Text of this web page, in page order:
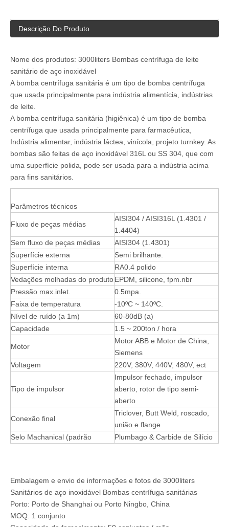
Descrição Do Produto
Nome dos produtos: 3000liters Bombas centrífuga de leite
sanitário de aço inoxidável
A bomba centrífuga sanitária é um tipo de bomba centrífuga
que usada principalmente para indústria alimentícia, indústrias
de leite.
A bomba centrífuga sanitária (higiênica) é um tipo de bomba
centrífuga que usada principalmente para farmacêutica,
Indústria alimentar, indústria láctea, vinícola, projeto turnkey. As
bombas são feitas de aço inoxidável 316L ou SS 304, que com
uma superfície polida, pode ser usada para a indústria acima
para fins sanitários.
Parâmetros técnicos
Fluxo de peças médias
AISI304 / AISI316L (1.4301 /
1.4404)
Sem fluxo de peças médias
AISI304 (1.4301)
Superfície externa
Semi brilhante.
Superfície interna
RA0.4 polido
Vedações molhadas do produtoEPDM, silicone, fpm.nbr
Pressão max.inlet.
0.5mpa.
Faixa de temperatura
-10ºC ~ 140ºC.
Nível de ruído (a 1m)
60-80dB (a)
Capacidade
1.5 ~ 200ton / hora
Motor
Motor ABB e Motor de China,
Siemens
Voltagem
220V, 380V, 440V, 480V, ect
Tipo de impulsor
Impulsor fechado, impulsor
aberto, rotor de tipo semi-
aberto
Conexão final
Triclover, Butt Weld, roscado,
união e flange
Selo Machanical (padrão
Plumbago & Carbide de Silício
Embalagem e envio de informações e fotos de 3000liters
Sanitários de aço inoxidável Bombas centrífuga sanitárias
Porto: Porto de Shanghai ou Porto Ningbo, China
MOQ: 1 conjunto